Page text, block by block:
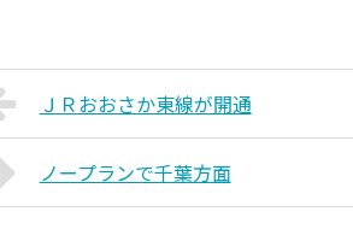
ＪＲおおさか東線が開通
ノープランで千葉方面